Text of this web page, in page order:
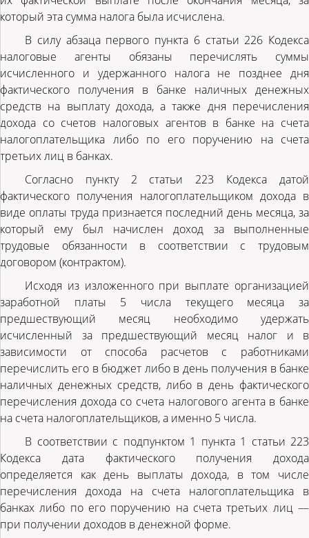
который эта сумма налога была исчислена.
В силу абзаца первого пункта 6 статьи 226 Кодекса
налоговые агенты обязаны перечислять суммы
исчисленного и удержанного налога не позднее дня
фактического получения в банке наличных денежных
средств на выплату дохода, а также дня перечисления
дохода со счетов налоговых агентов в банке на счета
налогоплательщика либо по его поручению на счета
третьих лиц в банках.
Согласно пункту 2 статьи 223 Кодекса датой
фактического получения налогоплательщиком дохода в
виде оплаты труда признается последний день месяца, за
который ему был начислен доход за выполненные
трудовые обязанности в соответствии с трудовым
договором (контрактом).
Исходя из изложенного при выплате организацией
заработной платы 5 числа текущего месяца за
предшествующий месяц необходимо удержать
исчисленный за предшествующий месяц налог и в
зависимости от способа расчетов с работниками
перечислить его в бюджет либо в день получения в банке
наличных денежных средств, либо в день фактического
перечисления дохода со счета налогового агента в банке
на счета налогоплательщиков, а именно 5 числа.
В соответствии с подпунктом 1 пункта 1 статьи 223
Кодекса дата фактического получения дохода
определяется как день выплаты дохода, в том числе
перечисления дохода на счета налогоплательщика в
банках либо по его поручению на счета третьих лиц —
при получении доходов в денежной форме.